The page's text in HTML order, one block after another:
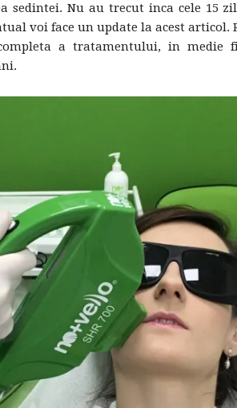
sedintei. Nu au trecut inca cele 15
voi face un update la acest articol.
a tratamentului, in medie